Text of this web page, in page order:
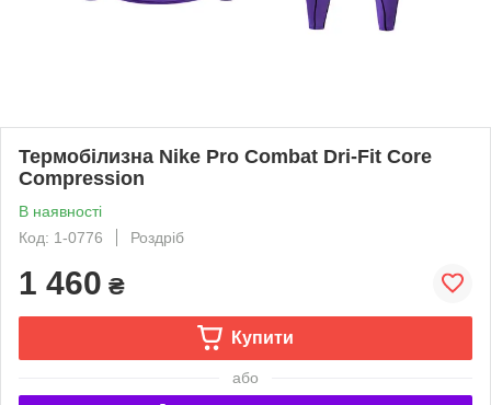
Термобілизна Nike Pro Combat Dri-Fit Core
Compression
В наявності
Код: 1-0776
Роздріб
1 460 ₴
Купити
або